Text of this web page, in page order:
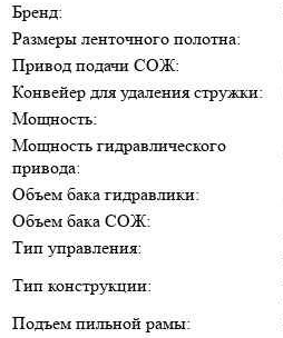
Бренд:
Размеры ленточного полотна:
Привод подачи СОЖ:
Конвейер для удаления стружки:
Мощность:
Мощность гидравлического
привода:
Объем бака гидравлики:
Объем бака СОЖ:
Тип управления:
Тип конструкции:
Подъем пильной рамы: